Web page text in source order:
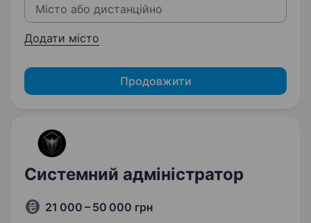
Додати місто
Продовжити
Системний адміністратор
21 000 – 50 000 грн